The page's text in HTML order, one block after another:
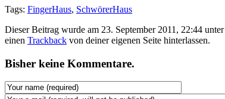
Tags: FingerHaus, SchwörerHaus
Dieser Beitrag wurde am 23. September 2011, 22:44 unter
einen Trackback von deiner eigenen Seite hinterlassen.
Bisher keine Kommentare.